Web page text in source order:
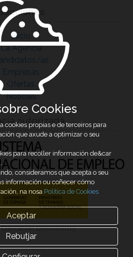
Secciones
Inicio
La Agencia
as
Empresas
Ofertas
Noticias
autorizada
Colocación 1200000015
Cookies
cookies propias e de terceiros para
que axude a optimizar o seu
para recoller información de&car
consideramos que acepta o seu
información ou coñecer cómo
na nosa Política de Cookies
Aceptar
Rebutjar